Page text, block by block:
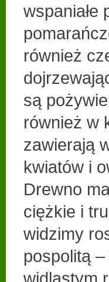
wspaniałe
również
są
również w
zawierają
kwiatów i
Drewno
ciężkie i
widzimy
pospolitą
widlastym